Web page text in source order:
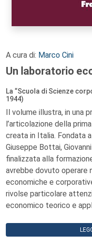
A cura di: Marco Cini
Un laboratorio
La “Scuola di Scienze
1944)
Il volume illustra, in una
l’articolazione della
creata in Italia. Fondata
Giuseppe Bottai,
finalizzata alla
avrebbe dovuto operare
economiche e
rivolse particolare
economico teorico e